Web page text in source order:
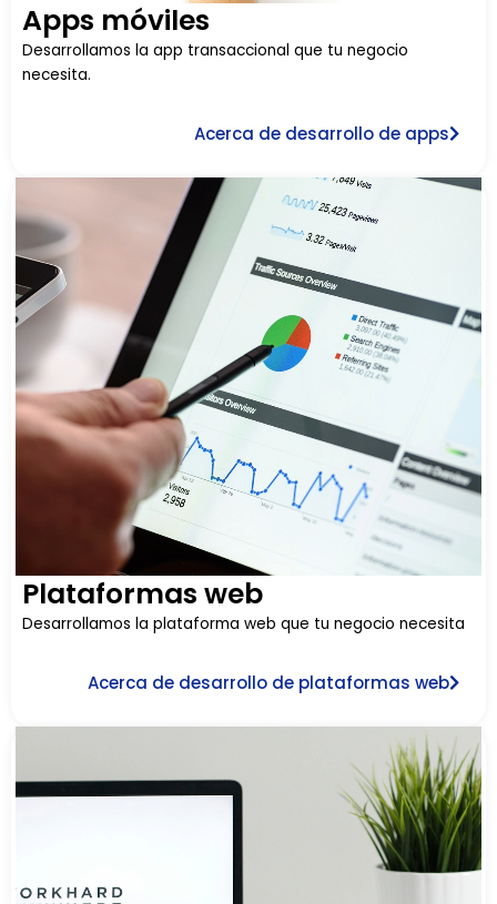
Apps móviles
Desarrollamos la app transaccional que tu negocio
necesita.
Acerca de desarrollo de apps
Plataformas web
Desarrollamos la plataforma web que tu negocio necesita
Acerca de desarrollo de plataformas web